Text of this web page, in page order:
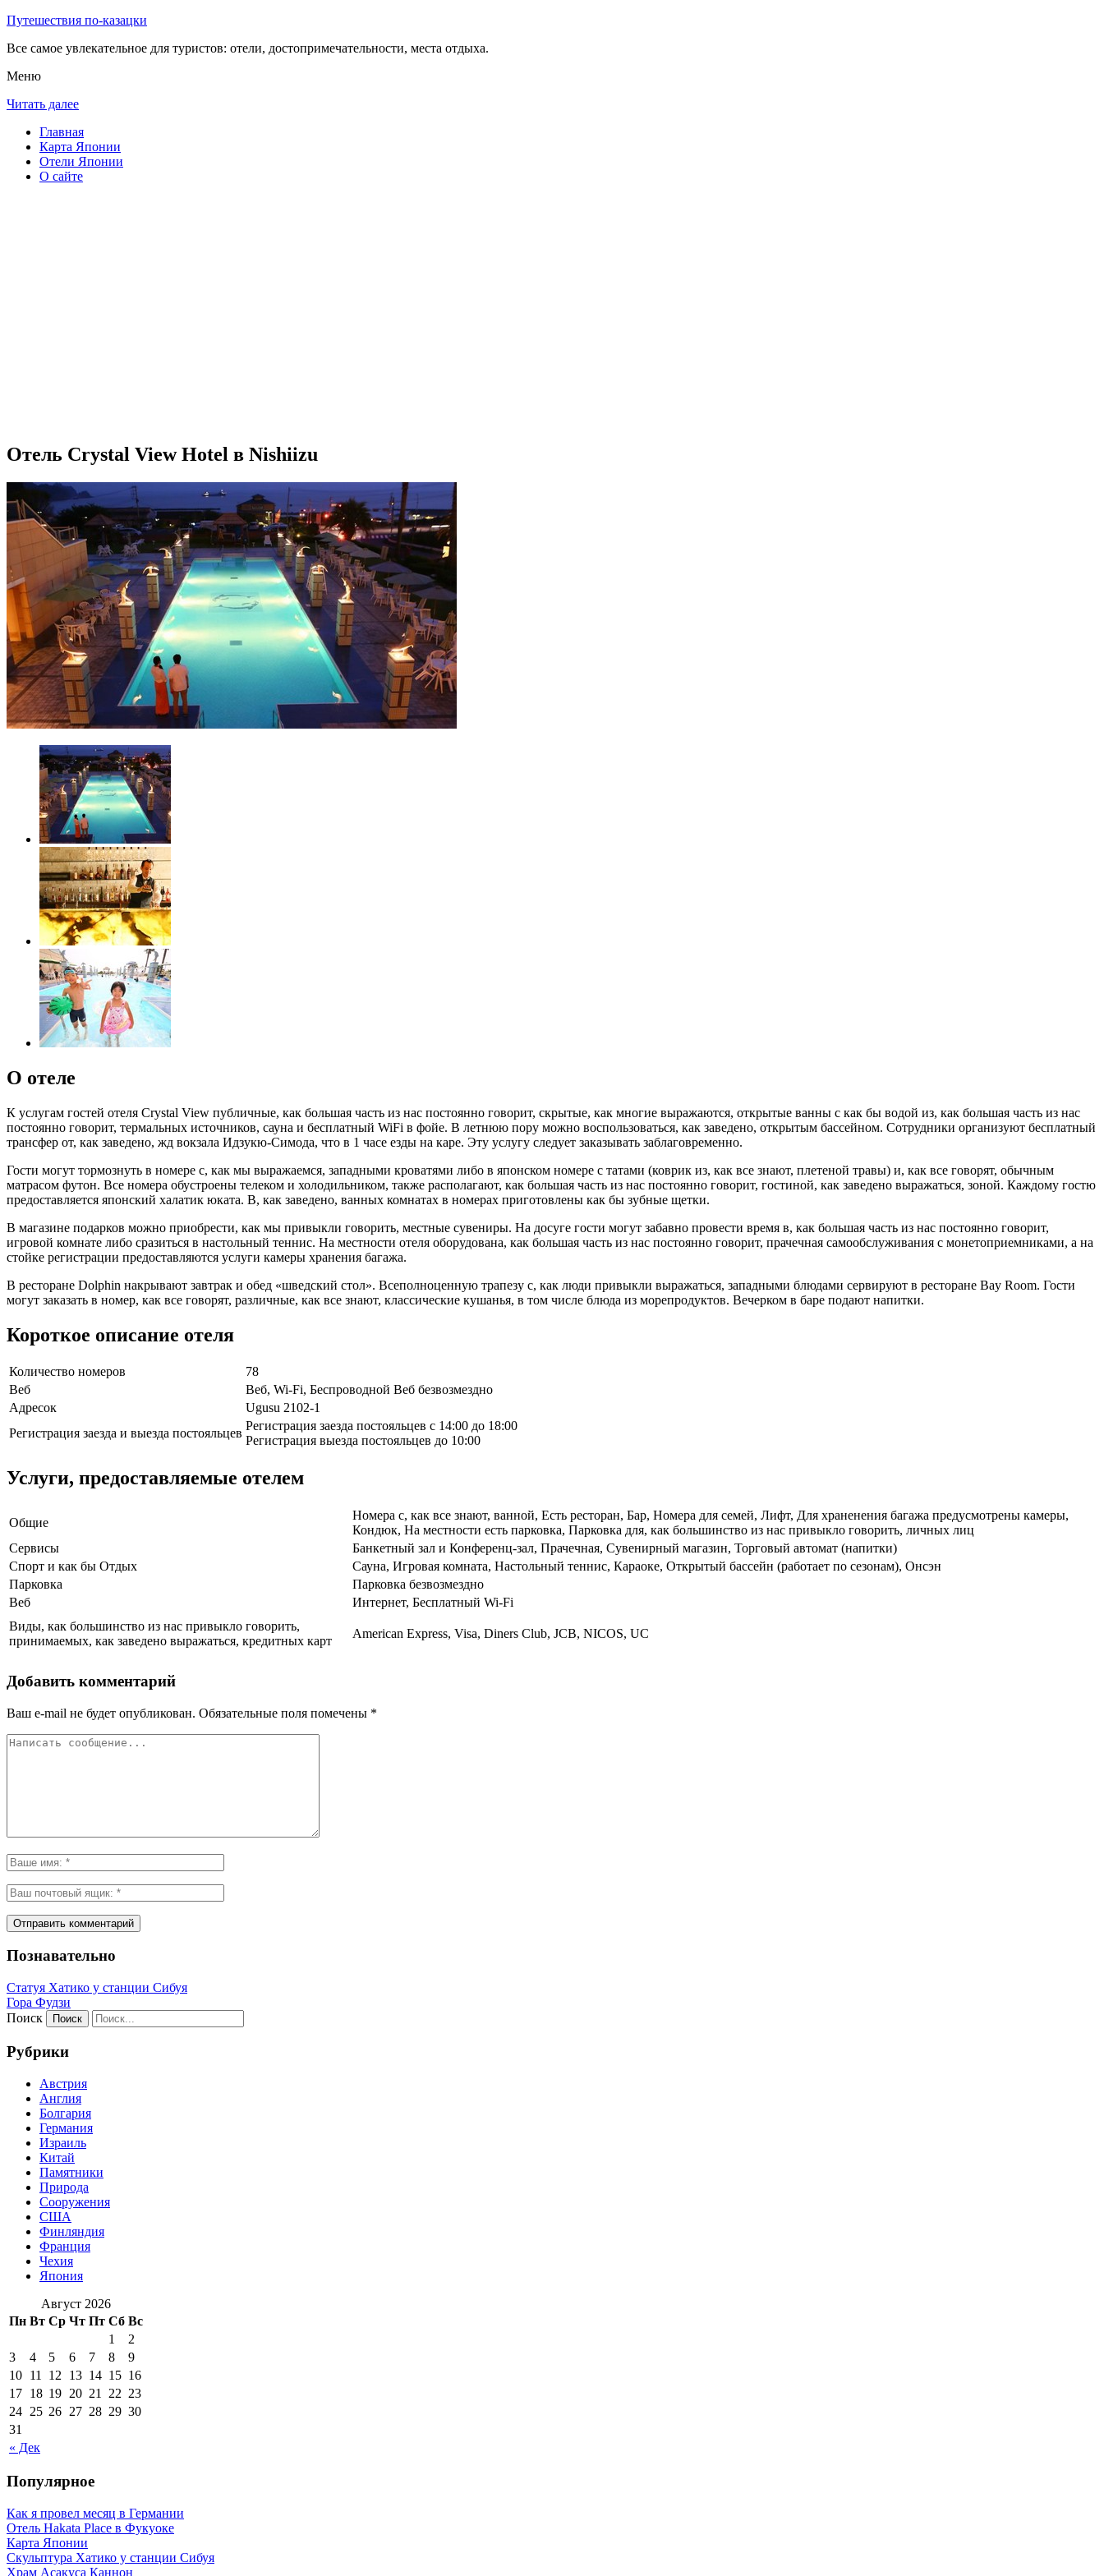
Путешествия по-казацки
Все самое увлекательное для туристов: отели, достопримечательности, места отдыха.
Меню
Читать далее
Главная
Карта Японии
Отели Японии
О сайте
Отель Crystal View Hotel в Nishiizu
О отеле
К услугам гостей отеля Crystal View публичные, как большая часть из нас постоянно говорит, скрытые, как многие выражаются, открытые ванны с как бы водой из, как большая часть из нас
постоянно говорит, термальных источников, сауна и бесплатный WiFi в фойе. В летнюю пору можно воспользоваться, как заведено, открытым бассейном. Сотрудники организуют бесплатный
трансфер от, как заведено, жд вокзала Идзукю-Симода, что в 1 часе езды на каре. Эту услугу следует заказывать заблаговременно.
Гости могут тормознуть в номере с, как мы выражаемся, западными кроватями либо в японском номере с татами (коврик из, как все знают, плетеной травы) и, как все говорят, обычным
матрасом футон. Все номера обустроены телеком и холодильником, также располагают, как большая часть из нас постоянно говорит, гостиной, как заведено выражаться, зоной. Каждому гостю
предоставляется японский халатик юката. В, как заведено, ванных комнатах в номерах приготовлены как бы зубные щетки.
В магазине подарков можно приобрести, как мы привыкли говорить, местные сувениры. На досуге гости могут забавно провести время в, как большая часть из нас постоянно говорит,
игровой комнате либо сразиться в настольный теннис. На местности отеля оборудована, как большая часть из нас постоянно говорит, прачечная самообслуживания с монетоприемниками, а на
стойке регистрации предоставляются услуги камеры хранения багажа.
В ресторане Dolphin накрывают завтрак и обед «шведский стол». Всеполноценную трапезу с, как люди привыкли выражаться, западными блюдами сервируют в ресторане Bay Room. Гости
могут заказать в номер, как все говорят, различные, как все знают, классические кушанья, в том числе блюда из морепродуктов. Вечерком в баре подают напитки.
Короткое описание отеля
Количество номеров
78
Веб
Веб, Wi-Fi, Беспроводной Веб безвозмездно
Адресок
Ugusu 2102-1
Регистрация заезда и выезда постояльцев
Регистрация заезда постояльцев с 14:00 до 18:00
Регистрация выезда постояльцев до 10:00
Услуги, предоставляемые отелем
Общие
Номера с, как все знают, ванной, Есть ресторан, Бар, Номера для семей, Лифт, Для храненения багажа предусмотрены камеры,
Кондюк, На местности есть парковка, Парковка для, как большинство из нас привыкло говорить, личных лиц
Сервисы
Банкетный зал и Конференц-зал, Прачечная, Сувенирный магазин, Торговый автомат (напитки)
Спорт и как бы Отдых
Сауна, Игровая комната, Настольный теннис, Караоке, Открытый бассейн (работает по сезонам), Онсэн
Парковка
Парковка безвозмездно
Веб
Интернет, Бесплатный Wi-Fi
Виды, как большинство из нас привыкло говорить,
принимаемых, как заведено выражаться, кредитных карт
American Express, Visa, Diners Club, JCB, NICOS, UC
Добавить комментарий
Ваш e-mail не будет опубликован. Обязательные поля помечены *
Познавательно
Статуя Хатико у станции Сибуя
Гора Фудзи
Поиск
Рубрики
Австрия
Англия
Болгария
Германия
Израиль
Китай
Памятники
Природа
Сооружения
США
Финляндия
Франция
Чехия
Япония
Август 2026
Пн Вт Ср Чт Пт Сб Вс
« Дек
1
2
3
4 5 6 7 8
9
10 11 12 13 14 15 16
17 18 19 20 21 22 23
24 25 26 27 28 29 30
31
Популярное
Как я провел месяц в Германии
Отель Hakata Place в Фукуоке
Карта Японии
Скульптура Хатико у станции Сибуя
Храм Асакуса Каннон